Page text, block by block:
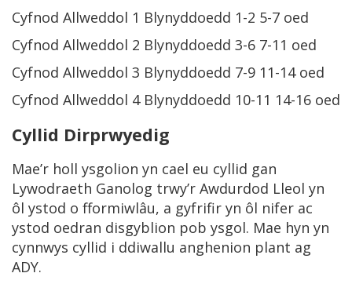
Cyfnod Allweddol 1 Blynyddoedd 1-2 5-7 oed
Cyfnod Allweddol 2 Blynyddoedd 3-6 7-11 oed
Cyfnod Allweddol 3 Blynyddoedd 7-9 11-14 oed
Cyfnod Allweddol 4 Blynyddoedd 10-11 14-16 oed
Cyllid Dirprwyedig
Mae’r holl ysgolion yn cael eu cyllid gan
Lywodraeth Ganolog trwy’r Awdurdod Lleol yn
ôl ystod o fformiwlâu, a gyfrifir yn ôl nifer ac
ystod oedran disgyblion pob ysgol. Mae hyn yn
cynnwys cyllid i ddiwallu anghenion plant ag
ADY.